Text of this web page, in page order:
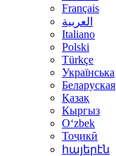
Français
العربية
Italiano
Polski
Türkçe
Українська
Беларуская
Қазақ
Кыргыз
Oʻzbek
Тоҷикӣ
հայերէն